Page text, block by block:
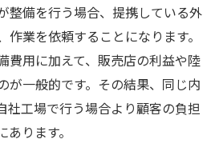
整備を行う場合、提携している外
業を依頼することになります。
費用に加えて、販売店の利益や陸
が一般的です。その結果、同じ内
社工場で行う場合より顧客の負担
ります。